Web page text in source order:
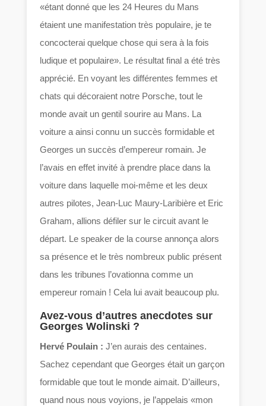
«étant donné que les 24 Heures du Mans
étaient une manifestation très populaire, je te
concocterai quelque chose qui sera à la fois
ludique et populaire». Le résultat final a été très
apprécié. En voyant les différentes femmes et
chats qui décoraient notre Porsche, tout le
monde avait un gentil sourire au Mans. La
voiture a ainsi connu un succès formidable et
Georges un succès d’empereur romain. Je
l’avais en effet invité à prendre place dans la
voiture dans laquelle moi-même et les deux
autres pilotes, Jean-Luc Maury-Laribière et Eric
Graham, allions défiler sur le circuit avant le
départ. Le speaker de la course annonça alors
sa présence et le très nombreux public présent
dans les tribunes l’ovationna comme un
empereur romain ! Cela lui avait beaucoup plu.
Avez-vous d’autres anecdotes sur
Georges Wolinski ?
Hervé Poulain : J’en aurais des centaines.
Sachez cependant que Georges était un garçon
formidable que tout le monde aimait. D’ailleurs,
quand nous nous voyions, je l’appelais «mon